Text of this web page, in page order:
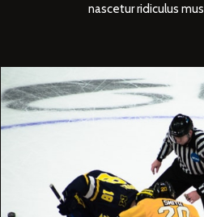
nascetur ridiculus mus